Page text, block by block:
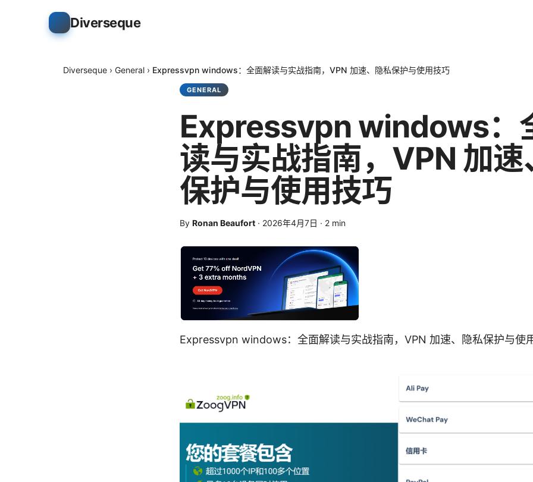
Diverseque
Diverseque › General › Expressvpn windows：全面解读与实战指南，VPN 加速、隐私保护与使用技巧
GENERAL
Expressvpn windows：
读与实战指南，VPN 加速
保护与使用技巧
By Ronan Beaufort · 2026年4月7日 · 2 min
Expressvpn windows：全面解读与实战指南，VPN 加速、隐私保护与使